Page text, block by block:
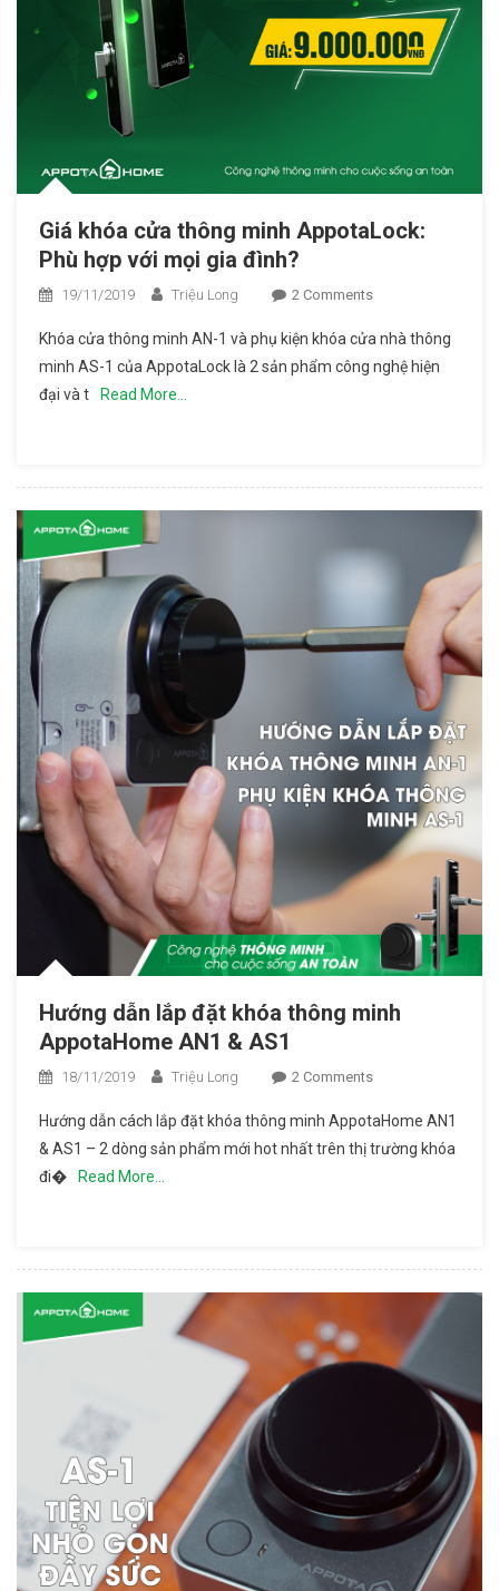
Giá khóa cửa thông minh AppotaLock:
Phù hợp với mọi gia đình?
19/11/2019 Triệu Long 2 Comments
Minh
AppotaLock:
Khóa cửa thông minh AN-1 và phụ kiện khóa cửa nhà thông
minh AS-1 của AppotaLock là 2 sản phẩm công nghệ hiện
đại và t
Read More…
Hướng dẫn lắp đặt khóa thông minh
AppotaHome AN1 & AS1
18/11/2019 Triệu Long 2 Comments
Khóa Thông
Minh
Hướng dẫn cách lắp đặt khóa thông minh AppotaHome AN1
& AS1 – 2 dòng sản phẩm mới hot nhất trên thị trường khóa
đi�
Read More…